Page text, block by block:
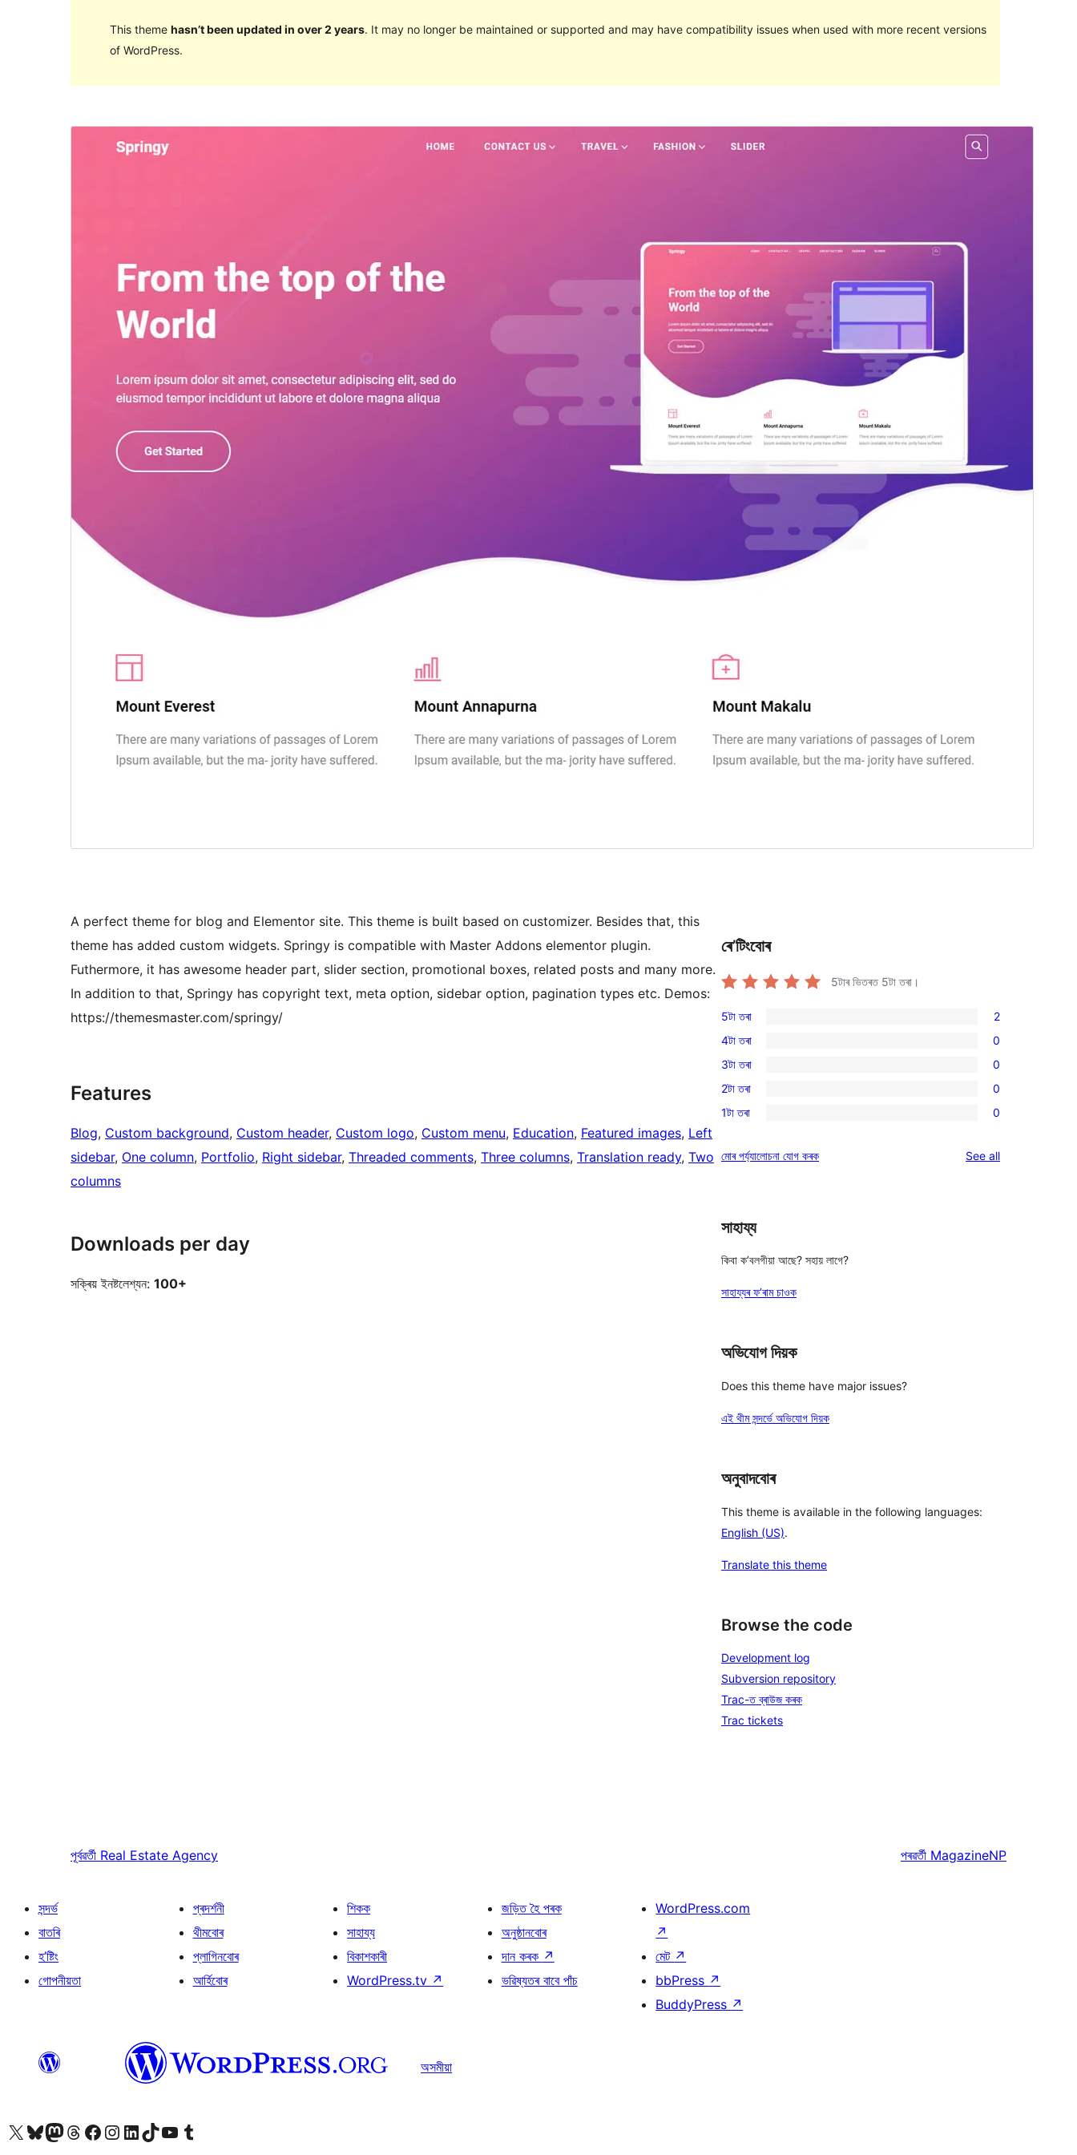
This theme hasn’t been updated in over 2 years. It may no longer be maintained or supported and may have compatibility issues when used with more recent versions
of WordPress.
পূৰ্বদৰ্শনডাউনল’ড
Theme homepage
A perfect theme for blog and Elementor site. This theme is built based on customizer. Besides that, this
theme has added custom widgets. Springy is compatible with Master Addons elementor plugin.
Futhermore, it has awesome header part, slider section, promotional boxes, related posts and many more.
In addition to that, Springy has copyright text, meta option, sidebar option, pagination types etc. Demos:
https://themesmaster.com/springy/
Features
Blog, Custom background, Custom header, Custom logo, Custom menu, Education, Featured images, Left
sidebar, One column, Portfolio, Right sidebar, Threaded comments, Three columns, Translation ready, Two
columns
Downloads per day
সক্ৰিয় ইনষ্টলেশ্যন: 100+
ৰে’টিংবোৰ
5টাৰ ভিতৰত 5টা তৰা।
2
5-
star
reviews
5টা তৰা 2
0
4-
star
reviews
4টা তৰা 0
0
3-
star
3টা তৰা 0
0
2-
reviews
2টা তৰা 0
0
star
1টা তৰা 0
মোৰ পৰ্য্যালোচনা যোগ কৰক See allreviews
সাহায্য
কিবা ক’বলগীয়া আছে? সহায় লাগে?
সাহায্যৰ ফ’ৰাম চাওক
অভিযোগ দিয়ক
Does this theme have major issues?
এই থীম সন্দৰ্ভে অভিযোগ দিয়ক
অনুবাদবোৰ
This theme is available in the following languages:
English (US).
Translate this theme
Browse the code
Development log
Subversion repository
Trac-ত ব্ৰাউজ কৰক
Trac tickets
পূৰ্বৱৰ্তী Real Estate Agency পৰৱৰ্তী MagazineNP
সন্দৰ্ভ
বাতৰি
হ’ষ্টিং
গোপনীয়তা
প্ৰদৰ্শনী
থীমবোৰ
প্লাগিনবোৰ
আৰ্হিবোৰ
শিকক
সাহায্য
বিকাশকাৰী
WordPress.tv ↗
জড়িত হৈ পৰক
অনুষ্ঠানবোৰ
দান কৰক ↗
ভৱিষ্যতৰ বাবে পাঁচ
WordPress.com
↗
মেট ↗
bbPress ↗
BuddyPress ↗
অসমীয়া
আমাৰ X (আগৰ Twitter) একাউণ্টলৈ যাওকআমাৰ Bluesky একাউণ্টলৈ যাওকআমাৰ Mastodon একাউণ্টলৈ যাওকআমাৰ Threads একাউণ্টলৈ যাওকআমাৰ Facebook পৃষ্ঠালৈ যাওকআমাৰ Instagram একাউণ্টলৈ যাওকআমাৰ LinkedIn একাউণ্টলৈ যাওকআমাৰ TikTok একাউণ্টলৈ যাওকআমাৰ YouTube চেনেললৈ যাওকআমাৰ Tumblr একাউণ্টলৈ যাওক